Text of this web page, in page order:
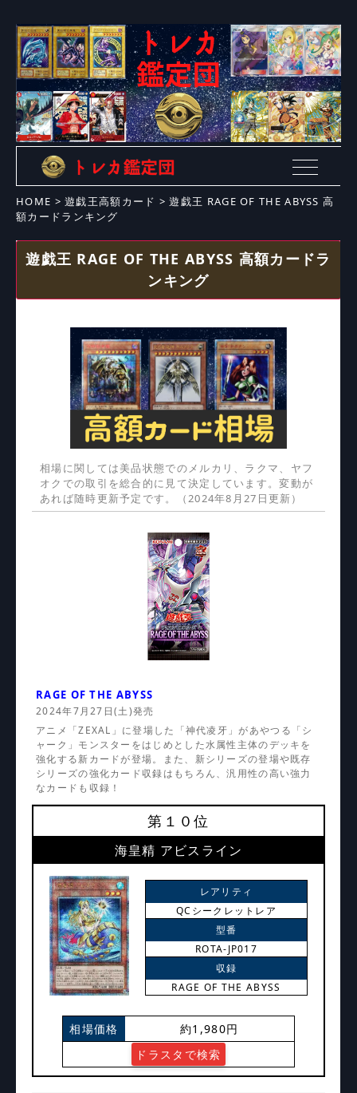
HOME >遊戯王高額カード >遊戯王 RAGE OF THE ABYSS 高
額カードランキング
遊戯王 RAGE OF THE ABYSS 高額カードラ
ンキング
相場に関しては美品状態でのメルカリ、ラクマ、ヤフ
オクでの取引を総合的に見て決定しています。変動が
あれば随時更新予定です。（2024年8月27日更新）
RAGE OF THE ABYSS
2024年7月27日(土)発売
アニメ「ZEXAL」に登場した「神代凌牙」があやつる「シ
ャーク」モンスターをはじめとした水属性主体のデッキを
強化する新カードが登場。また、新シリーズの登場や既存
シリーズの強化カード収録はもちろん、汎用性の高い強力
なカードも収録！
第１０位
海皇精 アビスライン
レアリティ
QCシークレットレア
型番
ROTA-JP017
収録
RAGE OF THE ABYSS
相場価格
約1,980円
ドラスタで検索